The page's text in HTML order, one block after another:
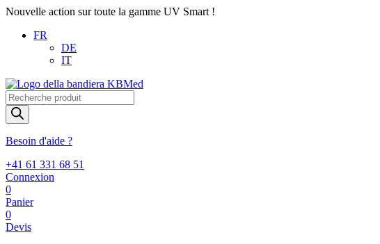
Nouvelle action sur toute la gamme UV Smart !
FR
DE
IT
Recherche
de
produits
Besoin d'aide ?
+41 61 331 68 51
Connexion
0
Panier
0
Devis